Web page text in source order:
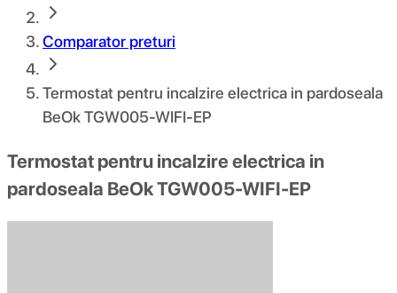
Comparator preturi
Termostat pentru incalzire electrica in pardoseala
BeOk TGW005-WIFI-EP
Termostat pentru incalzire electrica in
pardoseala BeOk TGW005-WIFI-EP